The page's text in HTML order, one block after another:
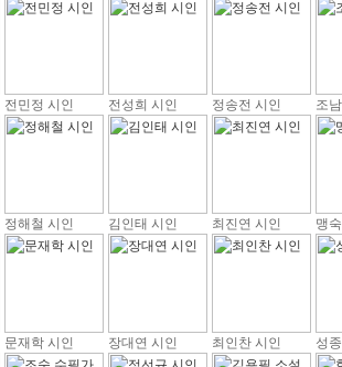
전민정 시인 전성희 시인 정송전 시인 조
정해철 시인 김인태 시인 최진연 시인 맹
문재학 시인 장대연 시인 최인찬 시인 성